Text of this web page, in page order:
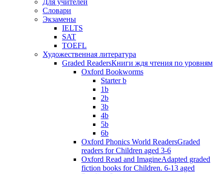
Для учителей
Словари
Экзамены
IELTS
SAT
TOEFL
Художественная литература
Graded ReadersКниги ждя чтения по уровням
Oxford Bookworms
Starter b
1b
2b
3b
4b
5b
6b
Oxford Phonics World ReadersGraded
readers for Children aged 3-6
Oxford Read and ImagineAdapted graded
fiction books for Children. 6-13 aged